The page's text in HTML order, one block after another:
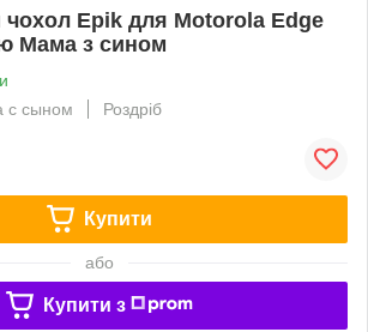
чохол Epik для Motorola Edge
Мама з сином
с сыном
Роздріб
Купити
або
Купити з